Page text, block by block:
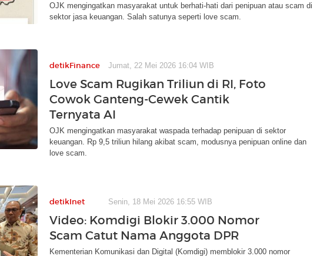
OJK mengingatkan masyarakat untuk berhati-hati dari penipuan atau scam di
sektor jasa keuangan. Salah satunya seperti love scam.
detikFinance Jumat, 22 Mei 2026 16:04 WIB
Love Scam Rugikan Triliun di RI, Foto
Cowok Ganteng-Cewek Cantik
Ternyata AI
OJK mengingatkan masyarakat waspada terhadap penipuan di sektor
keuangan. Rp 9,5 triliun hilang akibat scam, modusnya penipuan online dan
love scam.
detikInet Senin, 18 Mei 2026 16:55 WIB
Video: Komdigi Blokir 3.000 Nomor
Scam Catut Nama Anggota DPR
Kementerian Komunikasi dan Digital (Komdigi) memblokir 3.000 nomor